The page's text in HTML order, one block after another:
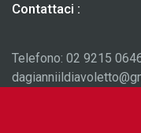
Contattaci :
Telefono: 02 9215